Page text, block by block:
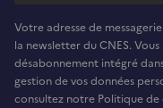
Votre adresse de
la newsletter du CNES.
désabonnement intégré
gestion de vos données
consultez notre Politique